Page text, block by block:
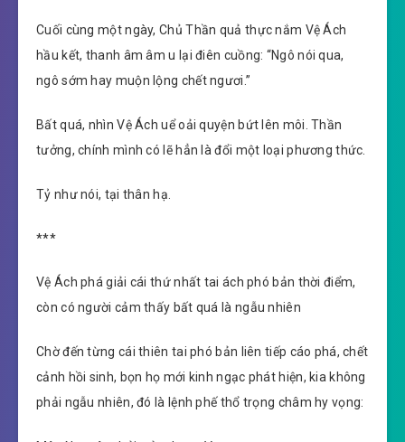
Cuối cùng một ngày, Chủ Thần quả thực nắm Vệ Ách
hầu kết, thanh âm âm u lại điên cuồng: “Ngô nói qua,
ngô sớm hay muộn lộng chết ngươi.”
Bất quá, nhìn Vệ Ách uể oải quyện bứt lên môi. Thần
tưởng, chính mình có lẽ hẳn là đổi một loại phương thức.
Tỷ như nói, tại thân hạ.
***
Vệ Ách phá giải cái thứ nhất tai ách phó bản thời điểm,
còn có người cảm thấy bất quá là ngẫu nhiên
Chờ đến từng cái thiên tai phó bản liên tiếp cáo phá, chết
cảnh hồi sinh, bọn họ mới kinh ngạc phát hiện, kia không
phải ngẫu nhiên, đó là lệnh phế thổ trọng châm hy vọng: